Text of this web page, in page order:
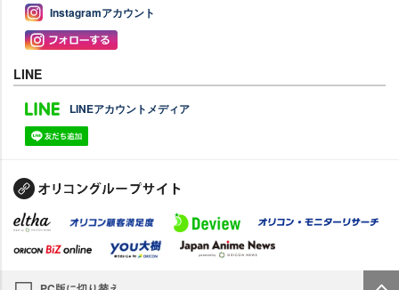
Instagramアカウント
LINE
LINEアカウントメディア